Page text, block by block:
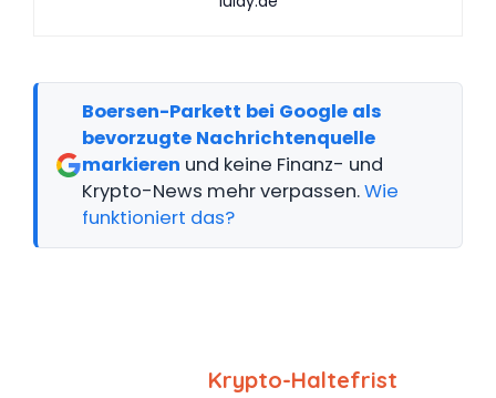
Boersen-Parkett bei Google als
bevorzugte Nachrichtenquelle
markieren und keine Finanz- und
Krypto-News mehr verpassen.Wie
funktioniert das?
Krypto-Haltefrist